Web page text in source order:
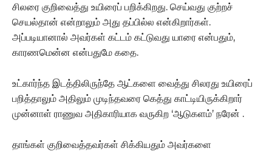
சிலரை குறிவைத்து உயிரைப் பறிக்கிறது. செய்வது குற்றச்
செயல்தான் என்றாலும் அது தப்பில்ல என்கிறார்கள்.
அப்படியானால் அவர்கள் கட்டம் கட்டுவது யாரை என்பதும்,
காரணமென்ன என்பதுமே கதை.
உட்கார்ந்த இடத்திலிருந்தே ஆட்களை வைத்து சிலரது உயிரைப்
பறித்தாலும் அதிலும் முடிந்தவரை கெத்து காட்டியிருக்கிறார்
முன்னாள் ராணுவ அதிகாரியாக வருகிற ‘ஆடுகளம்’ நரேன் .
தாங்கள் குறிவைத்தவர்கள் சிக்கியதும் அவர்களை